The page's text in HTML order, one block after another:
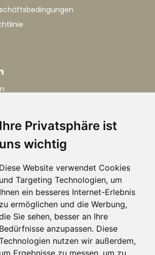
Ihre Privatsphäre ist
uns wichtig
Diese Website verwendet Cookies
und Targeting Technologien, um
Ihnen ein besseres Internet-Erlebnis
zu ermöglichen und die Werbung,
Sie sehen, besser an Ihre
Bedürfnisse anzupassen. Diese
nutzen wir außerdem,
um Ergebnisse zu messen, um zu
nach Italien
Italien
per E-Mail.